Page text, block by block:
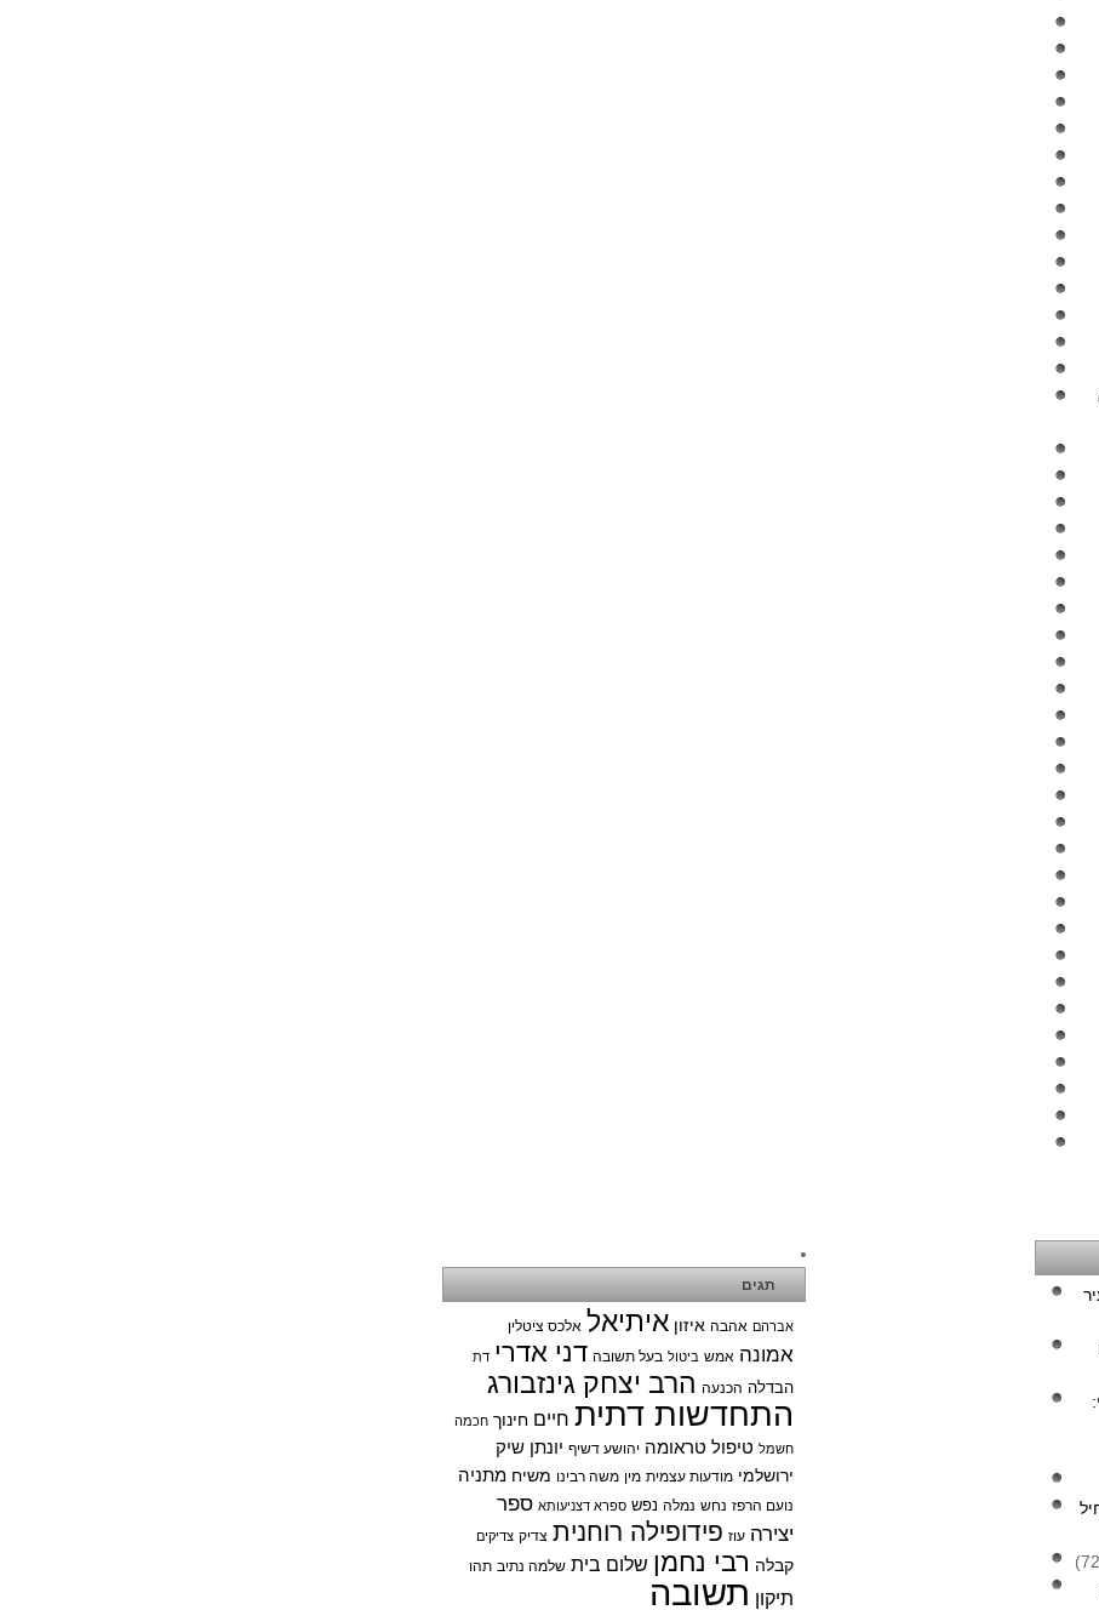
תגים
אברהם אהבה איזון איתיאל אלכס ציטלין
אמונה אמש ביטול בעל תשובה דני אדרי דת
הבדלה הכנעה הרב יצחק גינזבורג
התחדשות דתית חיים חינוך חכמה
חשמל טיפול טראומה יהושע דשיף יונתן שיק
ירושלמי מודעות עצמית מין משה רבינו משיח מתניה
נועם הרפז נחש נמלה נפש ספרא דצניעותא ספר
יצירה עוז פידופילה רוחנית צדיק צדיקים
קבלה רבי נחמן שלום בית שלמה נתיב תהו
תיקון תשובה